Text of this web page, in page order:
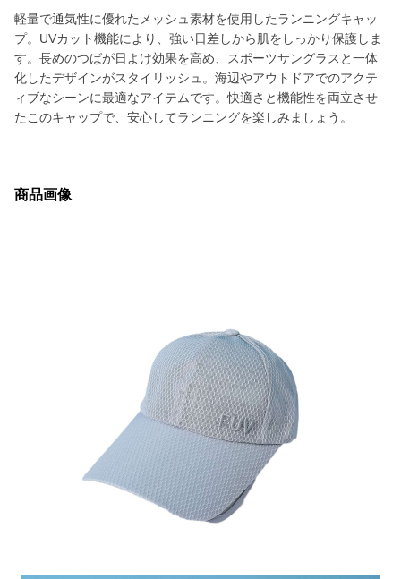
軽量で通気性に優れたメッシュ素材を使用したランニングキャッ
プ。UVカット機能により、強い日差しから肌をしっかり保護しま
す。長めのつばが日よけ効果を高め、スポーツサングラスと一体
化したデザインがスタイリッシュ。海辺やアウトドアでのアクテ
ィブなシーンに最適なアイテムです。快適さと機能性を両立させ
たこのキャップで、安心してランニングを楽しみましょう。
商品画像